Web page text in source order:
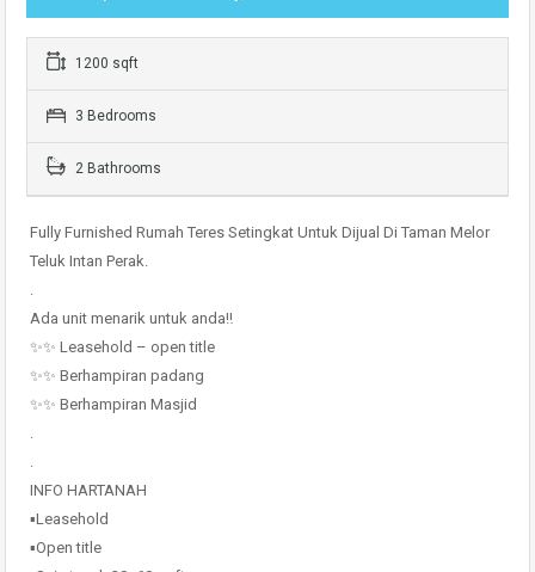
1200 sqft
3 Bedrooms
2 Bathrooms
Fully Furnished Rumah Teres Setingkat Untuk Dijual Di Taman Melor
Teluk Intan Perak.
.
Ada unit menarik untuk anda‼
✨✨ Leasehold – open title
✨✨ Berhampiran padang
✨✨ Berhampiran Masjid
.
.
INFO HARTANAH
▪Leasehold
▪Open title